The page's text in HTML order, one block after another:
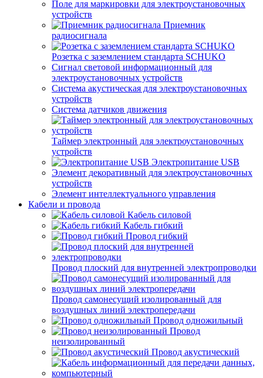
Поле для маркировки для электроустановочных
устройств
Приемник
радиосигнала
Розетка с заземлением стандарта SCHUKO
Сигнал световой информационный для
электроустановочных устройств
Система акустическая для электроустановочных
устройств
Система датчиков движения
Таймер электронный для электроустановочных
устройств
Электропитание USB
Элемент декоративный для электроустановочных
устройств
Элемент интеллектуального управления
Кабели и провода
Кабель силовой
Кабель гибкий
Провод гибкий
Провод плоский для внутренней электропроводки
Провод самонесущий изолированный для
воздушных линий электропередачи
Провод одножильный
Провод
неизолированный
Провод акустический